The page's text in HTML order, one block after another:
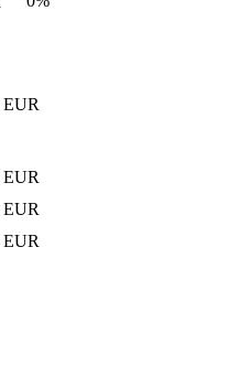
EUR
EUR
EUR
EUR